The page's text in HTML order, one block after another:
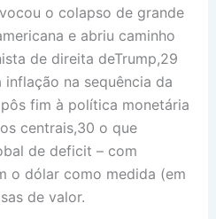
o colapso de grande
e abriu caminho
de direita deTrump,29
na sequência da
fim à política monetária
centrais,30 o que
de deficit – com
o dólar como medida (em
de valor.